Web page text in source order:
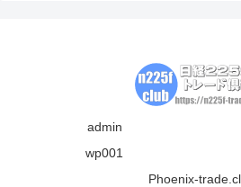
admin
wp001
Phoenix-